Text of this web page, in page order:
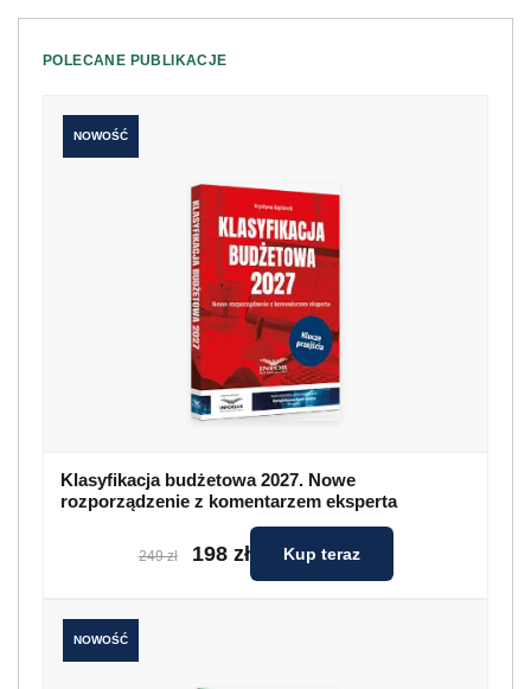
POLECANE PUBLIKACJE
NOWOŚĆ
Klasyfikacja budżetowa 2027. Nowe
rozporządzenie z komentarzem eksperta
249 zł 198 zł Kup teraz
NOWOŚĆ